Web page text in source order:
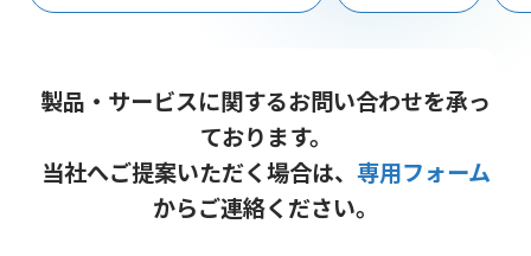
製品・サービスに関するお問い合わせを承っ
ております。
当社へご提案いただく場合は、 専用フォーム
からご連絡ください。